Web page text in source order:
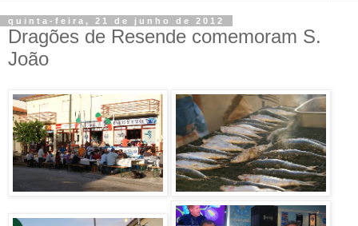
quinta-feira, 21 de junho de 2012
Dragões de Resende comemoram S.
João